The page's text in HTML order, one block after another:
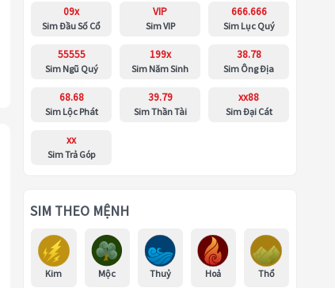
09x
Sim Đầu Số Cổ
VIP
Sim VIP
666.666
Sim Lục Quý
55555
Sim Ngũ Quý
199x
Sim Năm Sinh
38.78
Sim Ông Địa
68.68
Sim Lộc Phát
39.79
Sim Thần Tài
xx88
Sim Đại Cát
xx
Sim Trả Góp
SIM THEO MỆNH
Kim Mộc Thuỷ Hoả Thổ